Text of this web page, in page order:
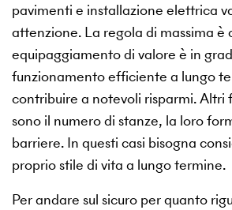
pavimenti e installazione elettrica
attenzione. La regola di massima è
equipaggiamento di valore è in
funzionamento efficiente a lungo
contribuire a notevoli risparmi.
sono il numero di stanze, la loro
barriere. In questi casi bisogna
proprio stile di vita a lungo termine.
Per andare sul sicuro per quanto